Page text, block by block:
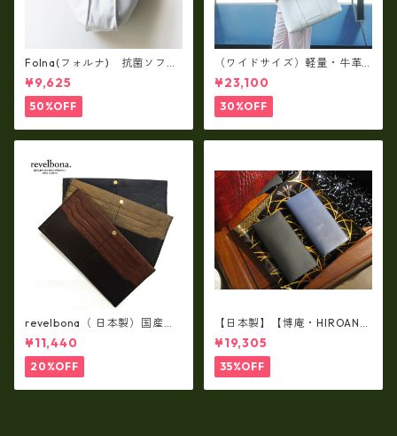
Folna(フォルナ) 抗菌ソフト
スムースレザー トートバッグ
¥9,625
50%OFF
（ワイドサイズ）軽量・牛革
製品・2WAYヌメ革トートバッ
グ（A3サイズ/日本製）(高収
納）ir-02G
¥23,100
30%OFF
revelbona（ 日本製）国産牛
革製・お札入れ ロングウォ
レット rl-001
¥11,440
20%OFF
【日本製】【博庵・HIROAN】
最高級牛革（ボーテッド）札
入れ・長財布 ha-21535
¥19,305
35%OFF